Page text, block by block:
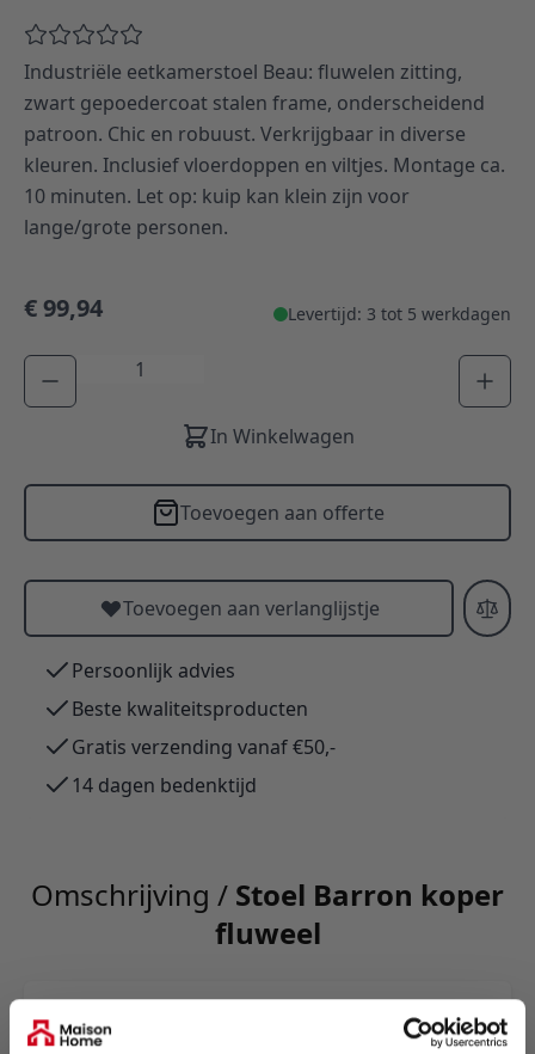
Industriële eetkamerstoel Beau: fluwelen zitting,
zwart gepoedercoat stalen frame, onderscheidend
patroon. Chic en robuust. Verkrijgbaar in diverse
kleuren. Inclusief vloerdoppen en viltjes. Montage ca.
10 minuten. Let op: kuip kan klein zijn voor
lange/grote personen.
€ 99,94 Levertijd: 3 tot 5 werkdagen
Aantal
In Winkelwagen
Toevoegen aan offerte
Toevoegen aan verlanglijstje
Persoonlijk advies
Beste kwaliteitsproducten
Gratis verzending vanaf €50,-
14 dagen bedenktijd
Omschrijving / Stoel Barron koper
fluweel
Industriële eetkamerstoel Beau: fluwelen zitting,
zwart gepoedercoat stalen frame,